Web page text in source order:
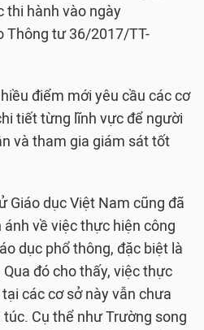
thi hành vào ngày
Thông tư 36/2017/TT-
điểm mới yêu cầu các cơ
tiết từng lĩnh vực để người
và tham gia giám sát tốt
Giáo dục Việt Nam cũng đã
về việc thực hiện công
dục phổ thông, đặc biệt là
đó cho thấy, việc thực
các cơ sở này vẫn chưa
Cụ thể như Trường song